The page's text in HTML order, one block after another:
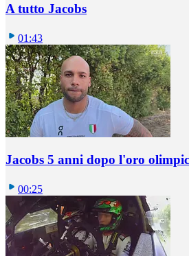
A tutto Jacobs
01:43
Jacobs 5 anni dopo l'oro
00:25